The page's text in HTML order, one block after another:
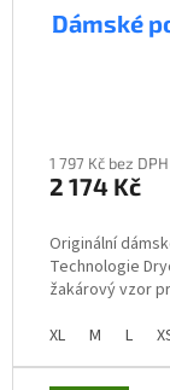
Dámské
1 797 Kč bez DPH
2 174 Kč
Originální
Technologie
žakárový vzor
XL
M L